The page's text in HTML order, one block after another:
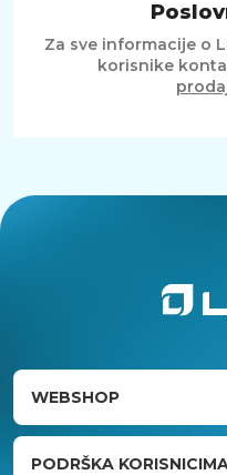
Za sve informacije o
korisnike
WEBSHOP
PODRŠKA